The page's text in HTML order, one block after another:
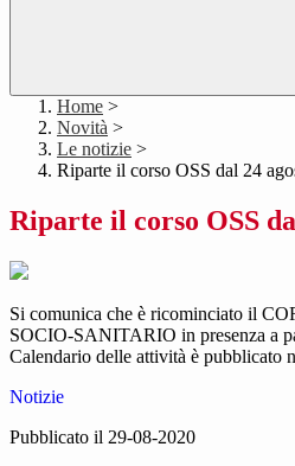
Home >
Novità >
Le notizie >
Riparte il corso OSS dal 24
Riparte il corso OSS
Si comunica che è ricominciato il
SOCIO-SANITARIO in presenza a
Calendario delle attività è pubblicato
Notizie
Pubblicato il 29-08-2020